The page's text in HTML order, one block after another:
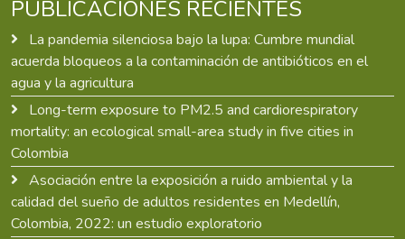
PUBLICACIONES RECIENTES
La pandemia silenciosa bajo la lupa: Cumbre mundial
acuerda bloqueos a la contaminación de antibióticos en el
agua y la agricultura
Long-term exposure to PM2.5 and cardiorespiratory
mortality: an ecological small-area study in five cities in
Colombia
Asociación entre la exposición a ruido ambiental y la
calidad del sueño de adultos residentes en Medellín,
Colombia, 2022: un estudio exploratorio